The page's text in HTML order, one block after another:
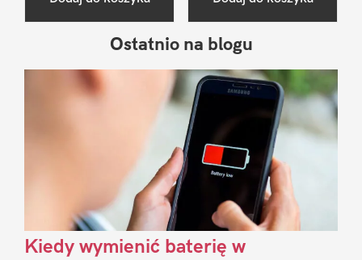
Sidebar
Ostatnio na blogu
Kiedy wymienić baterię w